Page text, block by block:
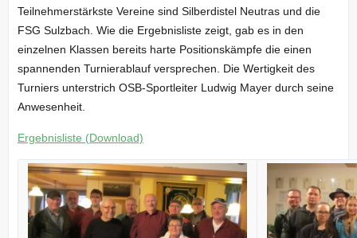
Teilnehmerstärkste Vereine sind Silberdistel Neutras und die
FSG Sulzbach. Wie die Ergebnisliste zeigt, gab es in den
einzelnen Klassen bereits harte Positionskämpfe die einen
spannenden Turnierablauf versprechen. Die Wertigkeit des
Turniers unterstrich OSB-Sportleiter Ludwig Mayer durch seine
Anwesenheit.
Ergebnisliste (Download)